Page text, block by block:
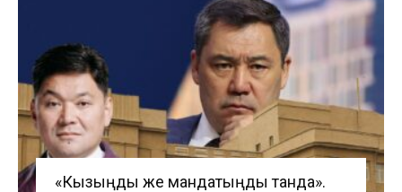
«Кызыңды же мандатыңды танда».